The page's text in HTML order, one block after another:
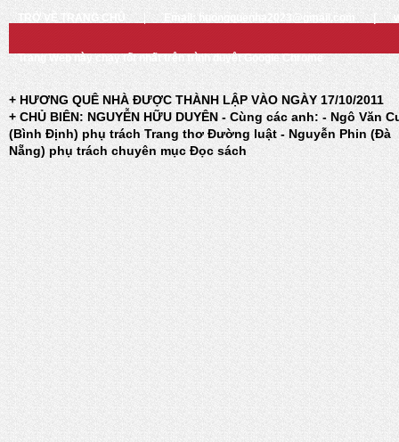
TRỞ VỀ TRANG CHỦ Email: huongquenha2023@gmail.com
Trang Web này chạy tốt nhất trên trình duyệt Google Chrome
+ HƯƠNG QUÊ NHÀ ĐƯỢC THÀNH LẬP VÀO NGÀY 17/10/2011
+ CHỦ BIÊN: NGUYỄN HỮU DUYÊN - Cùng các anh: - Ngô Văn
(Bình Định) phụ trách Trang thơ Đường luật - Nguyễn Phin (Đà
Nẵng) phụ trách chuyên mục Đọc sách